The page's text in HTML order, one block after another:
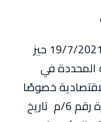
مع دخول قانون الشراء العام رقم 244 تاريخ 19/7/2021 حيز
المحددة في
خصوصًا
في ظل انهيار سعر الصرف. لذلك أصدرنا المذكرة رقم 6/م تاريخ